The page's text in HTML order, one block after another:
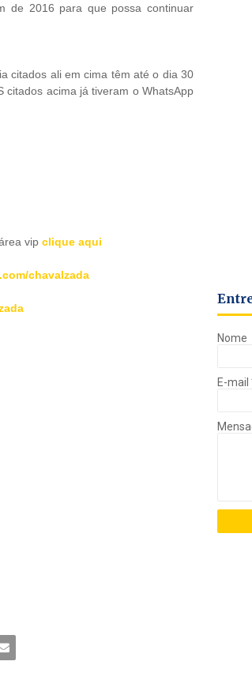
de 2016 para que possa continuar
citados ali em cima têm até o dia 30
citados acima já tiveram o WhatsApp
vip clique aqui
chavalzada
Nome
E-mail